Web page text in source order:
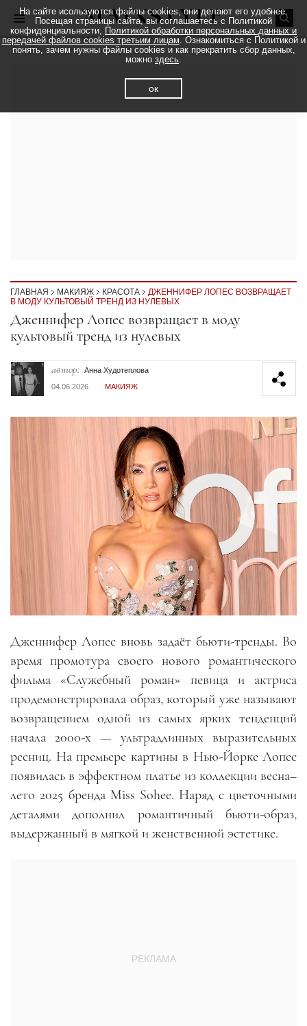
ГЛАВНАЯ МАКИЯЖ КРАСОТА
ДЖЕННИФЕР ЛОПЕС ВОЗВРАЩАЕТ
В МОДУ КУЛЬТОВЫЙ ТРЕНД ИЗ НУЛЕВЫХ
Секция статей
Дженнифер Лопес возвращает в моду
культовый тренд из нулевых
автор: Анна Худотеплова
04.06.2026
МАКИЯЖ
Дженнифер Лопес вновь задаёт бьюти-тренды. Во
время промотура своего нового романтического
фильма «Служебный роман» певица и актриса
продемонстрировала образ, который уже называют
возвращением одной из самых ярких тенденций
начала 2000-х — ультрадлинных выразительных
ресниц. На премьере картины в Нью-Йорке Лопес
появилась в эффектном платье из коллекции весна–
лето 2025 бренда Miss Sohee. Наряд с цветочными
деталями дополнил романтичный бьюти-образ,
выдержанный в мягкой и женственной эстетике.
На сайте исользуются файлы cookies, они делают его удобнее.
Посещая страницы сайта, вы соглашаетесь с Политикой
конфиденциальности, Политикой обработки персональных данных и
передачей файлов cookies третьим лицам. Ознакомиться с Политикой и
понять, зачем нужны файлы cookies и как прекратить сбор данных,
можно здесь.
ок